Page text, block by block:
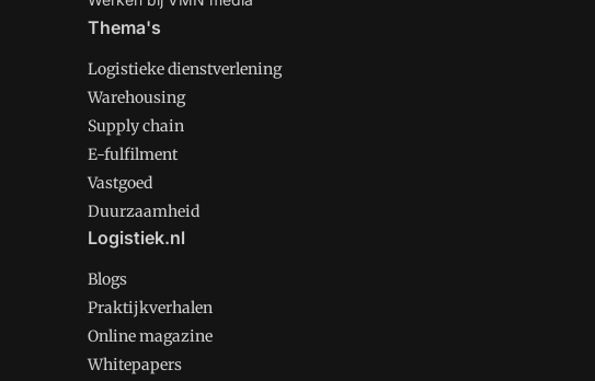
Thema's
Logistieke dienstverlening
Warehousing
Supply chain
E-fulfilment
Vastgoed
Duurzaamheid
Logistiek.nl
Blogs
Praktijkverhalen
Online magazine
Whitepapers